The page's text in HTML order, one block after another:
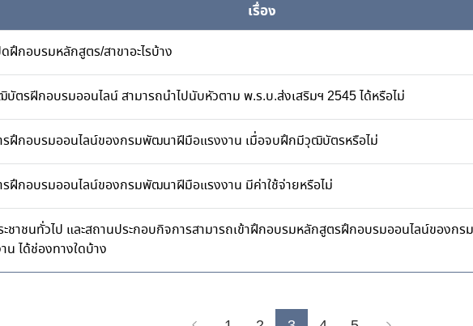
เรื่อง
ดฝึกอบรมหลักสูตร/สาขาอะไรบ้าง
บัตรฝีกอบรมออนไลน์ สามารถนำไปนับหัวตาม พ.ร.บ.ส่งเสริมฯ 2545 ได้หรือไม่
รฝึกอบรมออนไลน์ของกรมพัฒนาฝีมือแรงงาน เมื่อจบฝึกมีวุฒิบัตรหรือไม่
รฝึกอบรมออนไลน์ของกรมพัฒนาฝีมือแรงงาน มีค่าใช้จ่ายหรือไม่
ะชาชนทั่วไป และสถานประกอบกิจการสามารถเข้าฝึกอบรมหลักสูตรฝึกอบรมออนไลน์ของก
น ได้ช่องทางใดบ้าง